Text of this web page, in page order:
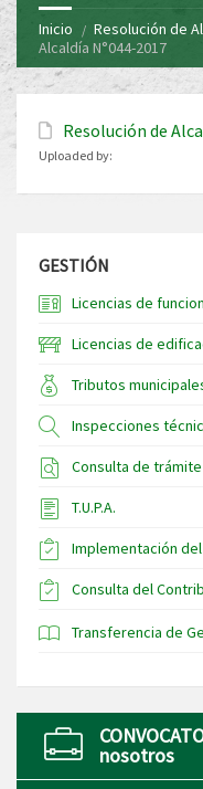
Inicio Resolución de
Alcaldía N°044-2017
Resolución de
Uploaded by:
GESTIÓN
Licencias de
Licencias de
Tributos
Inspecciones
Consulta de
T.U.P.A.
Implementación
Consulta del
Transferencia de
nosotros